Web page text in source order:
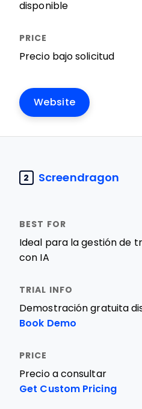
disponible
Precio bajo solicitud
Website
2 Screendragon
Ideal para la gestión de
con IA
Demostración gratuita
Book Demo
Precio a consultar
Get Custom Pricing